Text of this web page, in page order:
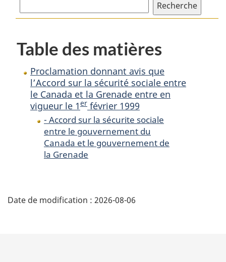
entre
Canada
et
la
Grenade
entre
en
vigueur
le
1er
sociale
le
Canada
et
la
Grenade
entre
en
vigueur
le
1
sécurité
sociale
le
Canada
et
la
Grenade
en
vigueur
le
Table des matières
Proclamation donnant avis que
l’Accord sur la sécurité sociale entre
le Canada et la Grenade entre en
vigueur le 1er février 1999
- Accord sur la sécurite sociale
entre le gouvernement du
Canada et le gouvernement de
la Grenade
é
Date de modification : 2026-08-06